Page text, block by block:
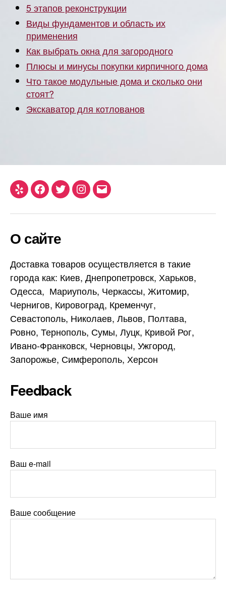
5 этапов реконструкции
Виды фундаментов и область их
применения
Как выбрать окна для загородного
Плюсы и минусы покупки кирпичного дома
Что такое модульные дома и сколько они
стоят?
Экскаватор для котлованов
Yelp Facebook
TwitterInstagram
Email
О сайте
Доставка товаров осуществляется в такие
города как: Киев, Днепропетровск, Харьков,
Одесса, Мариуполь, Черкаccы, Житомир,
Чернигов, Кировоград, Кременчуг,
Севастополь, Николаев, Львов, Полтава,
Ровно, Тернополь, Сумы, Луцк, Кривой Рог,
Ивано-Франковск, Черновцы, Ужгород,
Запорожье, Симферополь, Херсон
Feedback
Ваше имя
Ваш e-mail
Ваше сообщение